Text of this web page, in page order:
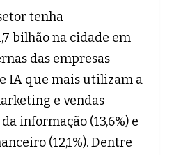
tenha
bilhão na cidade em
das empresas
IA que mais utilizam a
e vendas
informação (13,6%) e
(12,1%). Dentre